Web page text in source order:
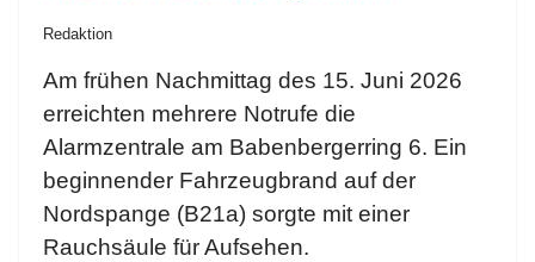
Redaktion
Am frühen Nachmittag des 15. Juni 2026
erreichten mehrere Notrufe die
Alarmzentrale am Babenbergerring 6. Ein
beginnender Fahrzeugbrand auf der
Nordspange (B21a) sorgte mit einer
Rauchsäule für Aufsehen.